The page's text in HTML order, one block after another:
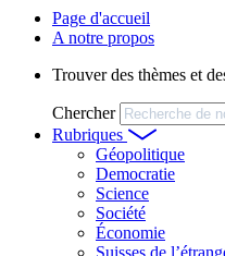
Page d'accueil
A notre propos
Trouver des thèmes et
Chercher
Rubriques
Géopolitique
Democratie
Science
Société
Économie
Suisses de